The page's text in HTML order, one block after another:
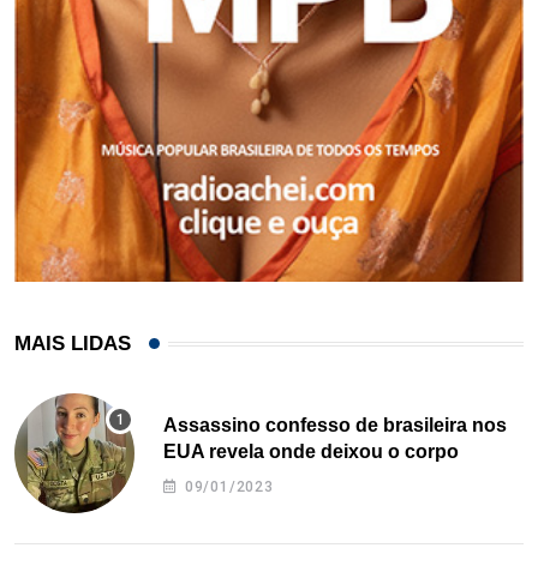
MAIS LIDAS
Assassino confesso de brasileira nos
EUA revela onde deixou o corpo
09/01/2023